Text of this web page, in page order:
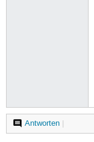
Antworten|